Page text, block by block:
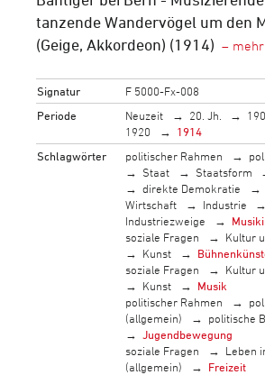
tanzende Wandervögel um den
(Geige, Akkordeon) (1914)
Signatur
F 5000-Fx-008
Periode
Neuzeit 20. Jh.
1920
1914
Schlagwörter
politischer Rahmen
Staat
Staatsform
direkte Demokratie
Wirtschaft
Industrie
Industriezweige
soziale Fragen
Kultur
Kunst
soziale Fragen
Kultur
Kunst
Musik
politischer Rahmen
(allgemein)
politische
Jugendbewegung
soziale Fragen
Leben
(allgemein)
Freizeit